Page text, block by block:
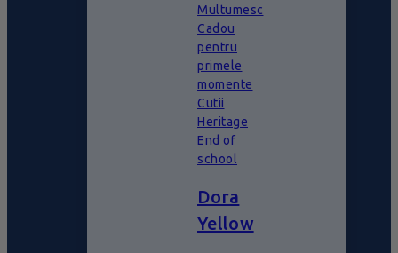
Multumesc
Cadou
pentru
primele
momente
Cutii
Heritage
End of
school
Dora
Yellow